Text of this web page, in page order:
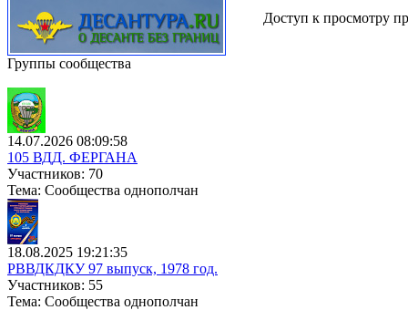
Группы сообщества
14.07.2026 08:09:58
105 ВДД. ФЕРГАНА
Участников: 70
Тема: Сообщества однополчан
18.08.2025 19:21:35
РВВДКДКУ 97 выпуск, 1978 год.
Участников: 55
Тема: Сообщества однополчан
Доступ к просмотру